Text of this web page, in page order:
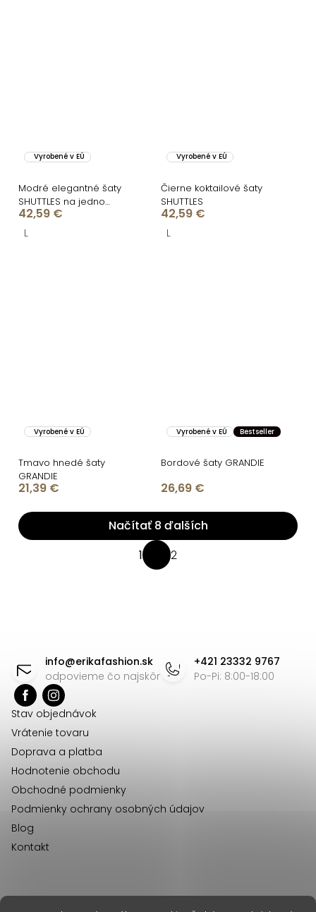
Vyrobené v EÚ
Modré elegantné šaty
SHUTTLES na jedno
rameno
42,59 €
L
Vyrobené v EÚ
Čierne koktailové šaty
SHUTTLES
42,59 €
L
Vyrobené v EÚ
Tmavo hnedé šaty
GRANDIE
21,39 €
Vyrobené v EÚ Bestseller
Bordové šaty GRANDIE
26,69 €
O
v
i
v
u
Načítať 8 ďalších
v
1 2
info@erikafashion.sk
odpovieme čo najskôr
+421 23332 9767
Po-Pi: 8:00-18:00
Stav objednávok
Vrátenie tovaru
Doprava a platba
Hodnotenie obchodu
Obchodné podmienky
Podmienky ochrany osobných údajov
Blog
Kontakt
erikafashion.cz